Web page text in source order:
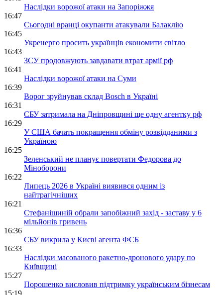
Наслідки ворожої атаки на Запоріжжя
16:47
Сьогодні вранці окупанти атакували Балаклію
16:45
Укренерго просить українців економити світло
16:43
ЗСУ продовжують завдавати втрат армії рф
16:41
Наслідки ворожої атаки на Суми
16:39
Ворог зруйнував склад Bosch в Україні
16:31
СБУ затримала на Дніпровщині ще одну агентку рф
16:29
У США бачать покращення обміну розвідданими з
Україною
16:25
Зеленський не планує повертати Федорова до
Міноборони
16:22
Липець 2026 в Україні виявився одним із
найтрагічніших
16:21
Стефанішиній обрали запобіжний захід - заставу у 6
мільйонів гривень
16:36
СБУ викрила у Києві агента ФСБ
16:33
Наслідки масованого ракетно-дронового удару по
Київщині
15:27
Порошенко висловив підтримку українським бізнесам
15:19